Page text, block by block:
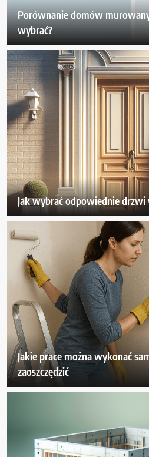
Porównanie domów
wybrać?
Jak wybrać odpowiednie drzwi
Jakie prace można wykonać
zaoszczędzić